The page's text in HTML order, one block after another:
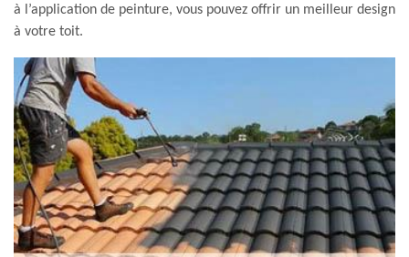
à l’application de peinture, vous pouvez offrir un meilleur design
à votre toit.